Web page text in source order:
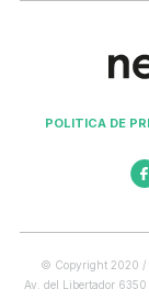
POLITICA DE
© Copyright 2020 /
Av. del Libertador